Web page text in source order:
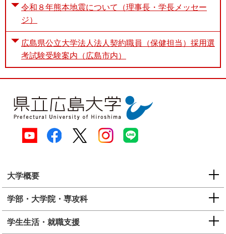
令和８年熊本地震について（理事長・学長メッセー
ジ）
広島県公立大学法人法人契約職員（保健担当）採用選
考試験受験案内（広島市内）
大学概要
学部・大学院・専攻科
学生生活・就職支援